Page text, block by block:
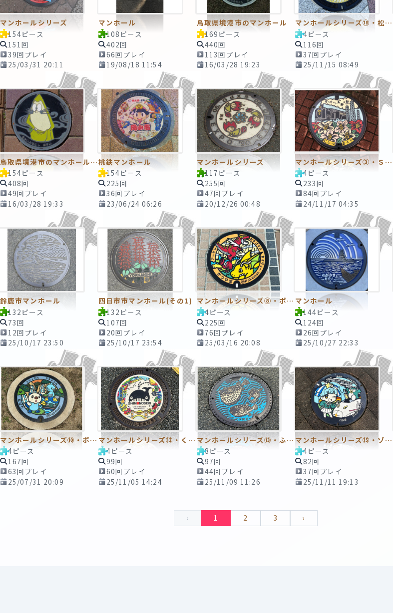
マンホールシリーズ
154ピース
151回
39回プレイ
25/03/31 20:11
マンホール
108ピース
402回
66回プレイ
19/08/18 11:54
鳥取県境港市のマンホール
169ピース
440回
113回プレイ
16/03/28 19:23
マンホールシリーズ⑱・松本零士の世界
4ピース
116回
37回プレイ
25/11/15 08:49
鳥取県境港市のマンホール２
154ピース
408回
49回プレイ
16/03/28 19:33
桃鉄マンホール
154ピース
225回
36回プレイ
23/06/24 06:26
マンホールシリーズ
117ピース
255回
47回プレイ
20/12/26 00:48
マンホールシリーズ③・ＳＬマンホール
4ピース
233回
84回プレイ
24/11/17 04:35
鈴鹿市マンホール
132ピース
73回
12回プレイ
25/10/17 23:50
四日市市マンホール(その1)
132ピース
107回
20回プレイ
25/10/17 23:54
マンホールシリーズ⑧・ポケモンマンホール
4ピース
225回
76回プレイ
25/03/16 20:08
マンホール
144ピース
124回
26回プレイ
25/10/27 22:33
マンホールシリーズ⑩・ポケモンマンホール
4ピース
167回
63回プレイ
25/07/31 20:09
マンホールシリーズ⑫・くじらマンホール
4ピース
99回
60回プレイ
25/11/05 14:24
マンホールシリーズ⑬・ふぐのマンホール
8ピース
97回
44回プレイ
25/11/09 11:26
マンホールシリーズ⑮・ゾンビランドサガ・とっとちゃん
4ピース
82回
37回プレイ
25/11/11 19:13
‹ 1 2 3 ›